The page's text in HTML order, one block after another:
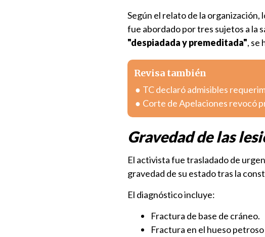
Según el relato de la organización,
fue abordado por tres sujetos a la
"despiadada y premeditada", se
Revisa también
TC declaró admisibles
Corte de Apelaciones revocó
Gravedad de las
El activista fue trasladado de
gravedad de su estado tras la
El diagnóstico incluye:
Fractura de base de cráneo.
Fractura en el hueso